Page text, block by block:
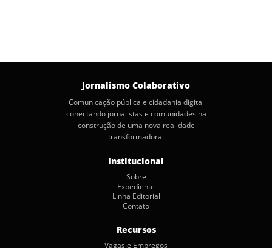
Jornalismo Colaborativo
Comunicação pública e cidadania digital
conectando jornalistas e comunidades na
construção de uma nova realidade
transformadora.
Institucional
Sobre
Expediente
Linha Editorial
Contato
Recursos
Vagas e Empregos